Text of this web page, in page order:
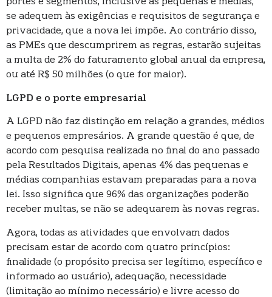
portes e segmentos, inclusive as pequenas e médias,
se adequem às exigências e requisitos de segurança e
privacidade, que a nova lei impõe. Ao contrário disso,
as PMEs que descumprirem as regras, estarão sujeitas
a multa de 2% do faturamento global anual da empresa,
ou até R$ 50 milhões (o que for maior).
LGPD e o porte empresarial
A LGPD não faz distinção em relação a grandes, médios
e pequenos empresários. A grande questão é que, de
acordo com pesquisa realizada no final do ano passado
pela Resultados Digitais, apenas 4% das pequenas e
médias companhias estavam preparadas para a nova
lei. Isso significa que 96% das organizações poderão
receber multas, se não se adequarem às novas regras.
Agora, todas as atividades que envolvam dados
precisam estar de acordo com quatro princípios:
finalidade (o propósito precisa ser legítimo, específico e
informado ao usuário), adequação, necessidade
(limitação ao mínimo necessário) e livre acesso do